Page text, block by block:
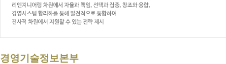
경영기술정보본부